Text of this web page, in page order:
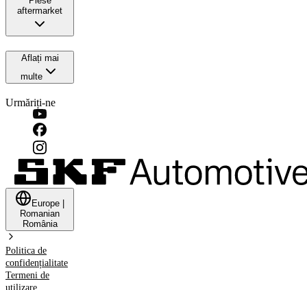
aftermarket
Aflați mai
multe
Urmăriți-ne
Europe
Romanian
România
Politica de
confidențialitate
Termeni de
utilizare